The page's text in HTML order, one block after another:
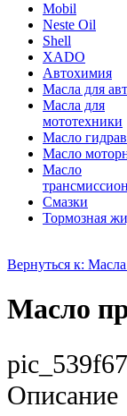
Mobil
Neste Oil
Shell
XADO
Автохимия
Масла для
Масла для
мототехники
Масло
Масло
Масло
Смазки
Тормозная
Вернуться к:
Масло
Описание